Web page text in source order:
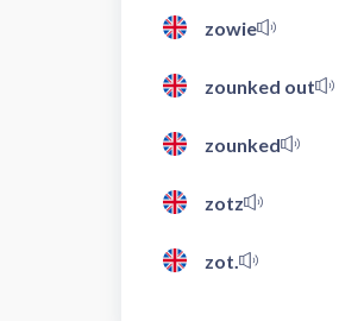
zowie
zounked out
zounked
zotz
zot.